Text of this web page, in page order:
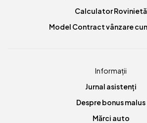
Calculator Rovinietă
Model Contract vânzare
Informații
Jurnal asistenți
Despre bonus malus
Mărci auto